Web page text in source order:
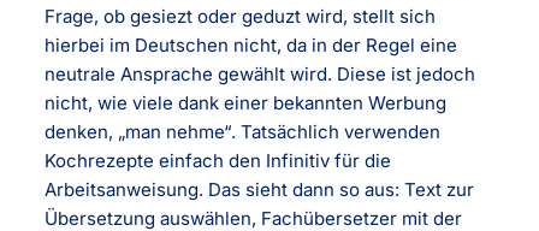
Frage, ob gesiezt oder geduzt wird, stellt sich
hierbei im Deutschen nicht, da in der Regel eine
neutrale Ansprache gewählt wird. Diese ist jedoch
nicht, wie viele dank einer bekannten Werbung
denken, „man nehme“. Tatsächlich verwenden
Kochrezepte einfach den Infinitiv für die
Arbeitsanweisung. Das sieht dann so aus: Text zur
Übersetzung auswählen, Fachübersetzer mit der